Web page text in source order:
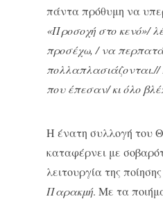
πάντα πρόθυμη να
«Προσοχή στο κενό»/
προσέχω, / να
που έπεσαν/ κι όλο
Η ένατη συλλογή του
καταφέρνει με
λειτουργία της
Παρακμή. Με τα